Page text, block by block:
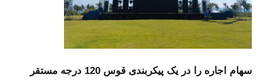
صفحه نمایش LED SMD
صفحه نمایش LED بیرونی
سهام اجاره را در یک پیکربندی قوس 120 درجه مستقر